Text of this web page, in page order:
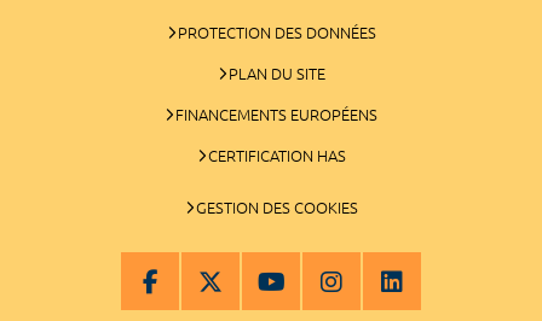
PROTECTION DES DONNÉES
PLAN DU SITE
FINANCEMENTS EUROPÉENS
CERTIFICATION HAS
GESTION DES COOKIES